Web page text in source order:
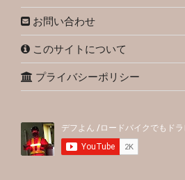
お問い合わせ
このサイトについて
プライバシーポリシー